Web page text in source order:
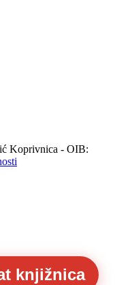
Koprivnica - OIB:
knjižnica